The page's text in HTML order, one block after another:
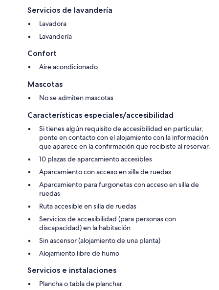
Servicios de lavandería
Lavadora
Lavandería
Confort
Aire acondicionado
Mascotas
No se admiten mascotas
Características especiales/accesibilidad
Si tienes algún requisito de accesibilidad en particular,
ponte en contacto con el alojamiento con la información
que aparece en la confirmación que recibiste al reservar.
10 plazas de aparcamiento accesibles
Aparcamiento con acceso en silla de ruedas
Aparcamiento para furgonetas con acceso en silla de
ruedas
Ruta accesible en silla de ruedas
Servicios de accesibilidad (para personas con
discapacidad) en la habitación
Sin ascensor (alojamiento de una planta)
Alojamiento libre de humo
Servicios e instalaciones
Plancha o tabla de planchar